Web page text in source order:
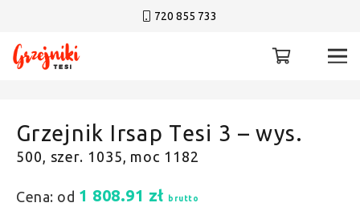
720 855 733
Grzejnik Irsap Tesi 3 – wys.
500, szer. 1035, moc 1182
Cena: od 1 808.91 zł brutto